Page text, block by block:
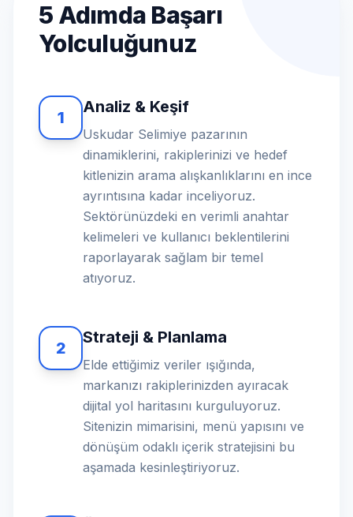
5 Adımda Başarı
Yolculuğunuz
1
Analiz & Keşif
Uskudar Selimiye pazarının
dinamiklerini, rakiplerinizi ve hedef
kitlenizin arama alışkanlıklarını en ince
ayrıntısına kadar inceliyoruz.
Sektörünüzdeki en verimli anahtar
kelimeleri ve kullanıcı beklentilerini
raporlayarak sağlam bir temel
atıyoruz.
2
Strateji & Planlama
Elde ettiğimiz veriler ışığında,
markanızı rakiplerinizden ayıracak
dijital yol haritasını kurguluyoruz.
Sitenizin mimarisini, menü yapısını ve
dönüşüm odaklı içerik stratejisini bu
aşamada kesinleştiriyoruz.